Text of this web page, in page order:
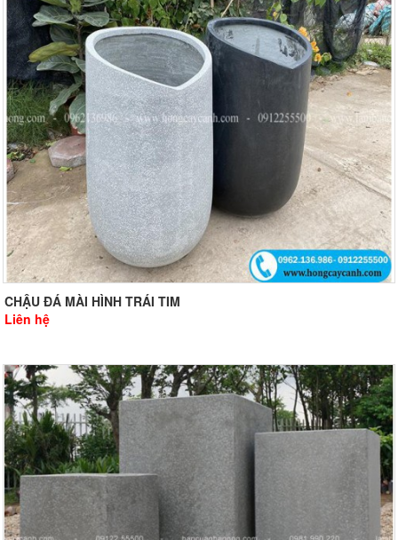
CHẬU ĐÁ MÀI HÌNH TRÁI TIM
Liên hệ